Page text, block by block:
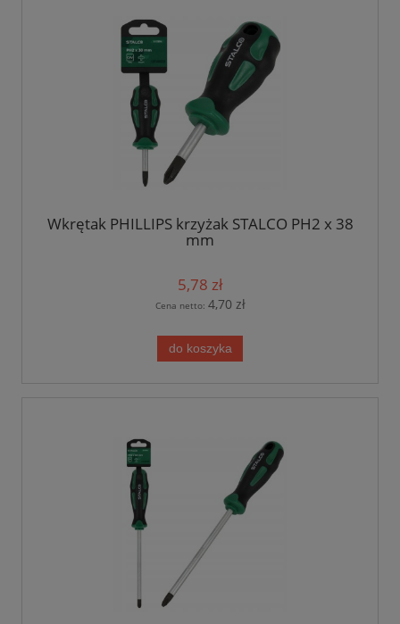
Wkrętak PHILLIPS krzyżak STALCO PH2 x 38
mm
5,78 zł
Cena netto: 4,70 zł
do koszyka